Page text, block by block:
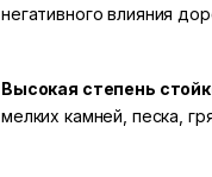
негативного влияния
Высокая степень
мелких камней, песка,